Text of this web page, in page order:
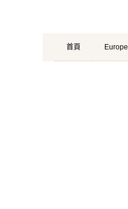
Primary
Menu
Skip
to
首頁 Europe